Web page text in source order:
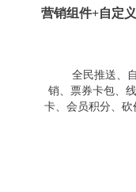
营销组件+自定
全民推送、
销、票券卡包、
卡、会员积分、